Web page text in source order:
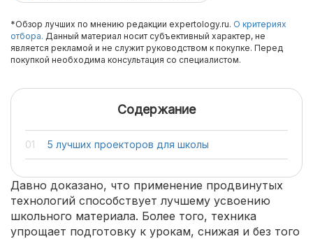
*Обзор лучших по мнению редакции expertology.ru. О критериях
отбора. Данный материал носит субъективный характер, не
является рекламой и не служит руководством к покупке. Перед
покупкой необходима консультация со специалистом.
Содержание
5 лучших проекторов для школы
Давно доказано, что применение продвинутых
технологий способствует лучшему усвоению
школьного материала. Более того, техника
упрощает подготовку к урокам, снижая и без того